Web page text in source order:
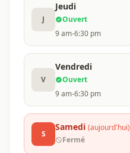
J
Jeudi
Ouvert
9 am-6:30 pm
V
Vendredi
Ouvert
9 am-6:30 pm
S
Samedi (aujourd'hui)
Fermé